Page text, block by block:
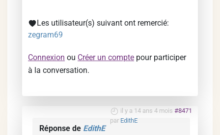
Les utilisateur(s) suivant ont remercié:
zegram69
Connexion ou Créer un compte pour participer
à la conversation.
il y a 14 ans 4 mois #8471
par EdithE
Réponse de EdithE